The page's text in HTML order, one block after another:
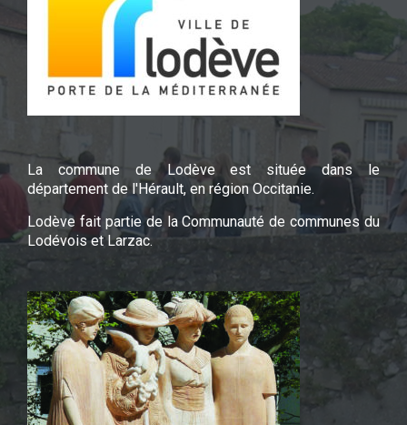
La commune de Lodève est située dans le
département de l'Hérault, en région Occitanie.
Lodève fait partie de la Communauté de communes du
Lodévois et Larzac.